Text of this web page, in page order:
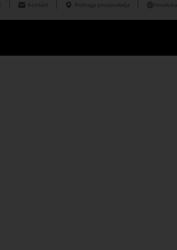
Kontakt Pretraga prodavatelja Hrvatska